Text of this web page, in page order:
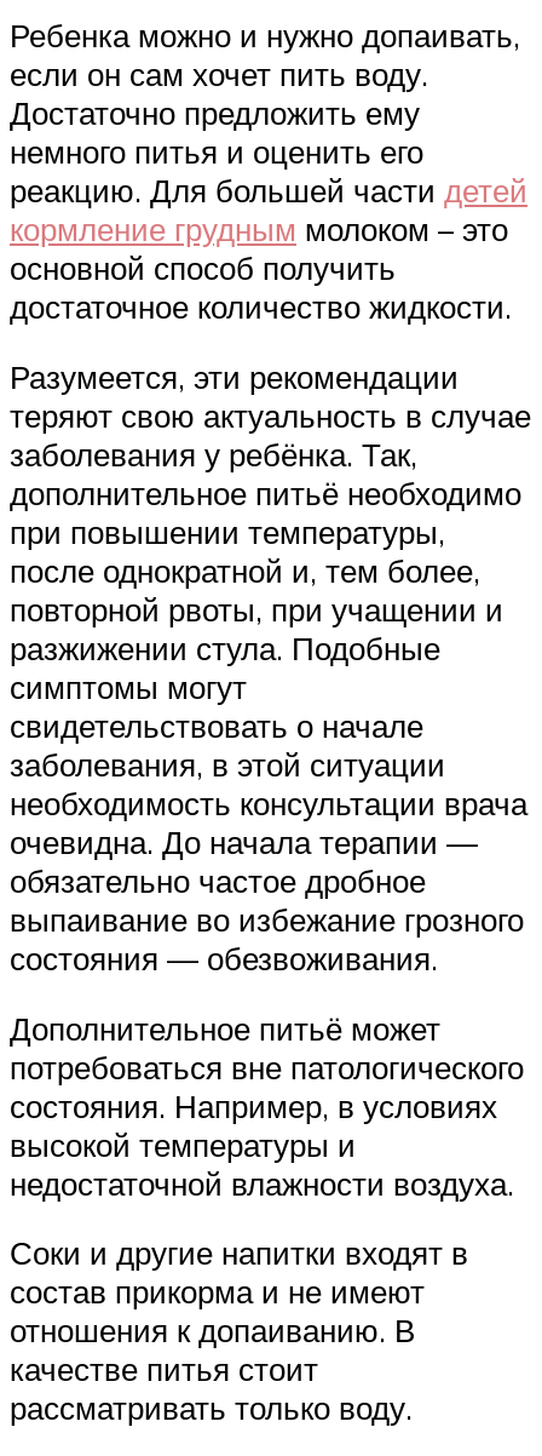
Ребенка можно и нужно допаивать,
если он сам хочет пить воду.
Достаточно предложить ему
немного питья и оценить его
реакцию. Для большей части детей
кормление грудным молоком – это
основной способ получить
достаточное количество жидкости.
Разумеется, эти рекомендации
теряют свою актуальность в случае
заболевания у ребёнка. Так,
дополнительное питьё необходимо
при повышении температуры,
после однократной и, тем более,
повторной рвоты, при учащении и
разжижении стула. Подобные
симптомы могут
свидетельствовать о начале
заболевания, в этой ситуации
необходимость консультации врача
очевидна. До начала терапии —
обязательно частое дробное
выпаивание во избежание грозного
состояния — обезвоживания.
Дополнительное питьё может
потребоваться вне патологического
состояния. Например, в условиях
высокой температуры и
недостаточной влажности воздуха.
Соки и другие напитки входят в
состав прикорма и не имеют
отношения к допаиванию. В
качестве питья стоит
рассматривать только воду.